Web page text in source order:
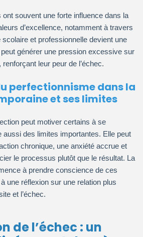
souvent une forte influence dans la
d’excellence, notamment à travers
scolaire et professionnelle devient une
générer une pression excessive sur
leur peur de l’échec.
perfectionnisme dans la
et ses limites
peut motiver certains à se
aussi des limites importantes. Elle peut
chronique, une anxiété accrue et
le processus plutôt que le résultat. La
à prendre conscience de ces
une réflexion sur une relation plus
et l’échec.
de l’échec : un